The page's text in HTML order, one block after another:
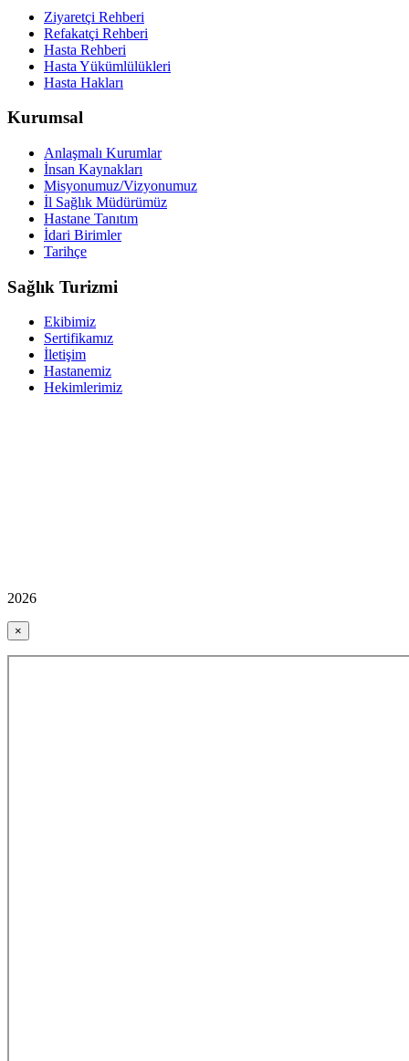
Ziyaretçi Rehberi
Refakatçi Rehberi
Hasta Rehberi
Hasta Yükümlülükleri
Hasta Hakları
Kurumsal
Anlaşmalı Kurumlar
İnsan Kaynakları
Misyonumuz/Vizyonumuz
İl Sağlık Müdürümüz
Hastane Tanıtım
İdari Birimler
Tarihçe
Sağlık Turizmi
Ekibimiz
Sertifikamız
İletişim
Hastanemiz
Hekimlerimiz
2026
×